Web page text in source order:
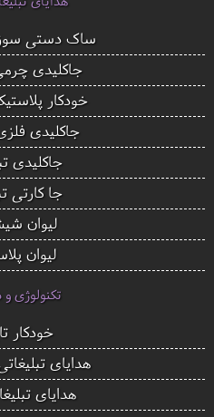
ساک دستی
جاکلیدی
خودکار
جاکلیدی
جاکلیدی
جا کارتی
لیوان
لیوان
تکنولوژی و
خودکار
هدایای
هدایای